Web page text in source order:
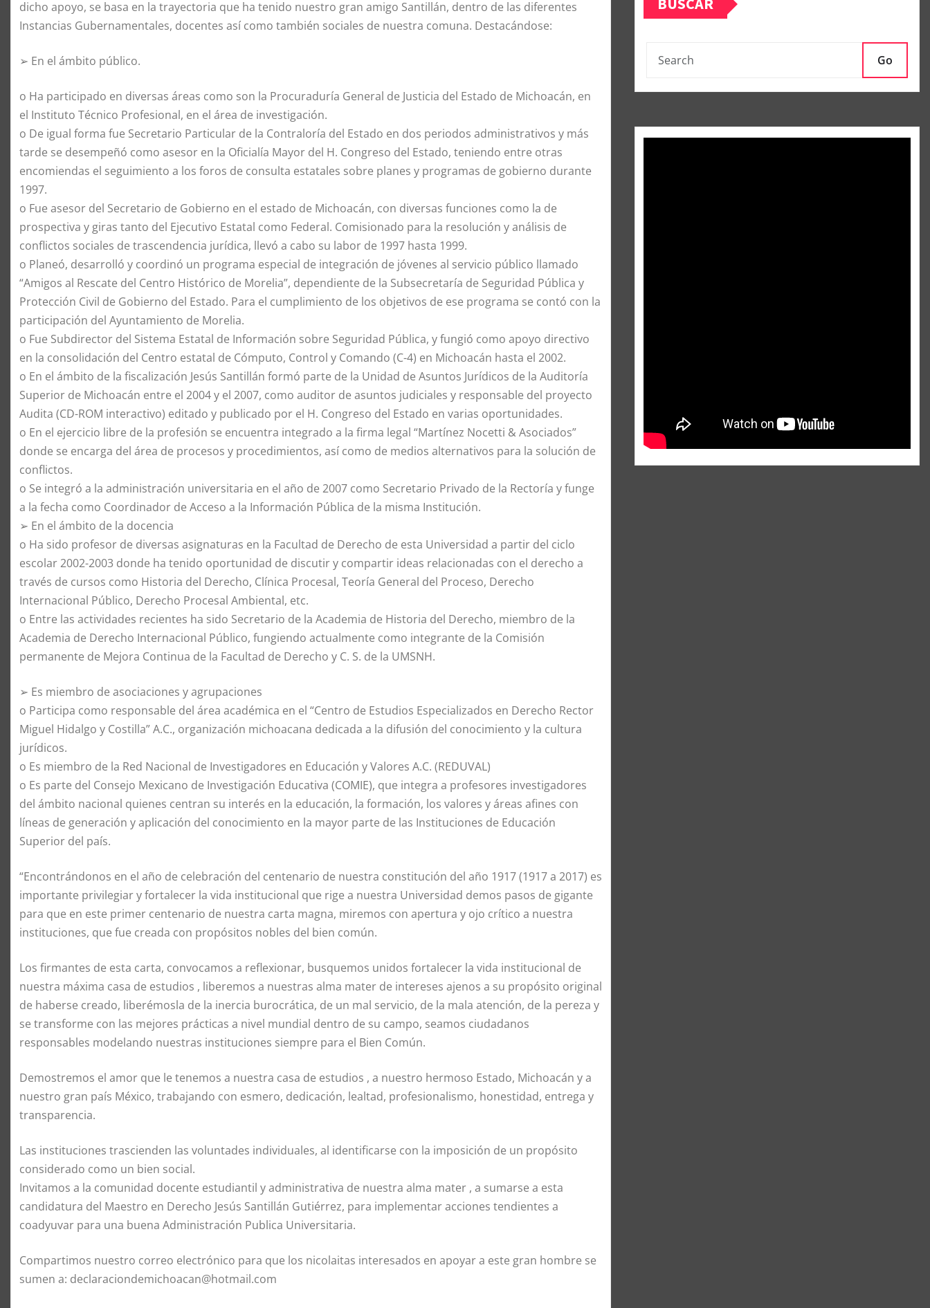
dicho apoyo, se basa en la trayectoria que ha tenido nuestro gran amigo Santillán, dentro de las diferentes
Instancias Gubernamentales, docentes así como también sociales de nuestra comuna. Destacándose:
➢ En el ámbito público.
o Ha participado en diversas áreas como son la Procuraduría General de Justicia del Estado de Michoacán, en
el Instituto Técnico Profesional, en el área de investigación.
o De igual forma fue Secretario Particular de la Contraloría del Estado en dos periodos administrativos y más
tarde se desempeñó como asesor en la Oficialía Mayor del H. Congreso del Estado, teniendo entre otras
encomiendas el seguimiento a los foros de consulta estatales sobre planes y programas de gobierno durante
1997.
o Fue asesor del Secretario de Gobierno en el estado de Michoacán, con diversas funciones como la de
prospectiva y giras tanto del Ejecutivo Estatal como Federal. Comisionado para la resolución y análisis de
conflictos sociales de trascendencia jurídica, llevó a cabo su labor de 1997 hasta 1999.
o Planeó, desarrolló y coordinó un programa especial de integración de jóvenes al servicio público llamado
“Amigos al Rescate del Centro Histórico de Morelia”, dependiente de la Subsecretaría de Seguridad Pública y
Protección Civil de Gobierno del Estado. Para el cumplimiento de los objetivos de ese programa se contó con la
participación del Ayuntamiento de Morelia.
o Fue Subdirector del Sistema Estatal de Información sobre Seguridad Pública, y fungió como apoyo directivo
en la consolidación del Centro estatal de Cómputo, Control y Comando (C-4) en Michoacán hasta el 2002.
o En el ámbito de la fiscalización Jesús Santillán formó parte de la Unidad de Asuntos Jurídicos de la Auditoría
Superior de Michoacán entre el 2004 y el 2007, como auditor de asuntos judiciales y responsable del proyecto
Audita (CD-ROM interactivo) editado y publicado por el H. Congreso del Estado en varias oportunidades.
o En el ejercicio libre de la profesión se encuentra integrado a la firma legal “Martínez Nocetti & Asociados”
donde se encarga del área de procesos y procedimientos, así como de medios alternativos para la solución de
conflictos.
o Se integró a la administración universitaria en el año de 2007 como Secretario Privado de la Rectoría y funge
a la fecha como Coordinador de Acceso a la Información Pública de la misma Institución.
➢ En el ámbito de la docencia
o Ha sido profesor de diversas asignaturas en la Facultad de Derecho de esta Universidad a partir del ciclo
escolar 2002-2003 donde ha tenido oportunidad de discutir y compartir ideas relacionadas con el derecho a
través de cursos como Historia del Derecho, Clínica Procesal, Teoría General del Proceso, Derecho
Internacional Público, Derecho Procesal Ambiental, etc.
o Entre las actividades recientes ha sido Secretario de la Academia de Historia del Derecho, miembro de la
Academia de Derecho Internacional Público, fungiendo actualmente como integrante de la Comisión
permanente de Mejora Continua de la Facultad de Derecho y C. S. de la UMSNH.
➢ Es miembro de asociaciones y agrupaciones
o Participa como responsable del área académica en el “Centro de Estudios Especializados en Derecho Rector
Miguel Hidalgo y Costilla” A.C., organización michoacana dedicada a la difusión del conocimiento y la cultura
jurídicos.
o Es miembro de la Red Nacional de Investigadores en Educación y Valores A.C. (REDUVAL)
o Es parte del Consejo Mexicano de Investigación Educativa (COMIE), que integra a profesores investigadores
del ámbito nacional quienes centran su interés en la educación, la formación, los valores y áreas afines con
líneas de generación y aplicación del conocimiento en la mayor parte de las Instituciones de Educación
Superior del país.
“Encontrándonos en el año de celebración del centenario de nuestra constitución del año 1917 (1917 a 2017) es
importante privilegiar y fortalecer la vida institucional que rige a nuestra Universidad demos pasos de gigante
para que en este primer centenario de nuestra carta magna, miremos con apertura y ojo crítico a nuestra
instituciones, que fue creada con propósitos nobles del bien común.
Los firmantes de esta carta, convocamos a reflexionar, busquemos unidos fortalecer la vida institucional de
nuestra máxima casa de estudios , liberemos a nuestras alma mater de intereses ajenos a su propósito original
de haberse creado, liberémosla de la inercia burocrática, de un mal servicio, de la mala atención, de la pereza y
se transforme con las mejores prácticas a nivel mundial dentro de su campo, seamos ciudadanos
responsables modelando nuestras instituciones siempre para el Bien Común.
Demostremos el amor que le tenemos a nuestra casa de estudios , a nuestro hermoso Estado, Michoacán y a
nuestro gran país México, trabajando con esmero, dedicación, lealtad, profesionalismo, honestidad, entrega y
transparencia.
Las instituciones trascienden las voluntades individuales, al identificarse con la imposición de un propósito
considerado como un bien social.
Invitamos a la comunidad docente estudiantil y administrativa de nuestra alma mater , a sumarse a esta
candidatura del Maestro en Derecho Jesús Santillán Gutiérrez, para implementar acciones tendientes a
coadyuvar para una buena Administración Publica Universitaria.
Compartimos nuestro correo electrónico para que los nicolaitas interesados en apoyar a este gran hombre se
sumen a: declaraciondemichoacan@hotmail.com
Go